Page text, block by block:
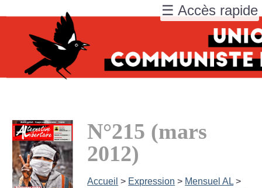
N°215 (mars
2012)
Accueil > Expression > Mensuel AL >
☰ Accès rapide